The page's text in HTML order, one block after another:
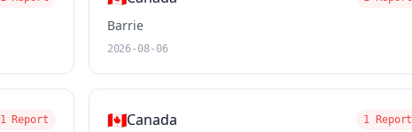
Barrie
2026-08-06
1 Report 🇨🇦Canada 1 Report